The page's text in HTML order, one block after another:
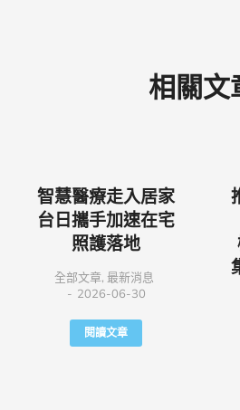
相關文
智慧醫療走入居家
台日攜手加速在宅
照護落地
全部文章, 最新消息
2026-06-30
閱讀文章